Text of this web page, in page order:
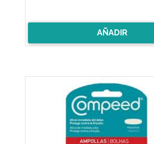
AÑADIR